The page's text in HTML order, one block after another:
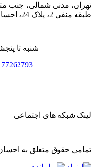
تهران، مدنی شمالی، جنب
طبقه منفی 2، پلاک 24، احسان مارکت
شنبه تا
لینک شبکه های اجتماعی
تمامی حقوق متعلق به